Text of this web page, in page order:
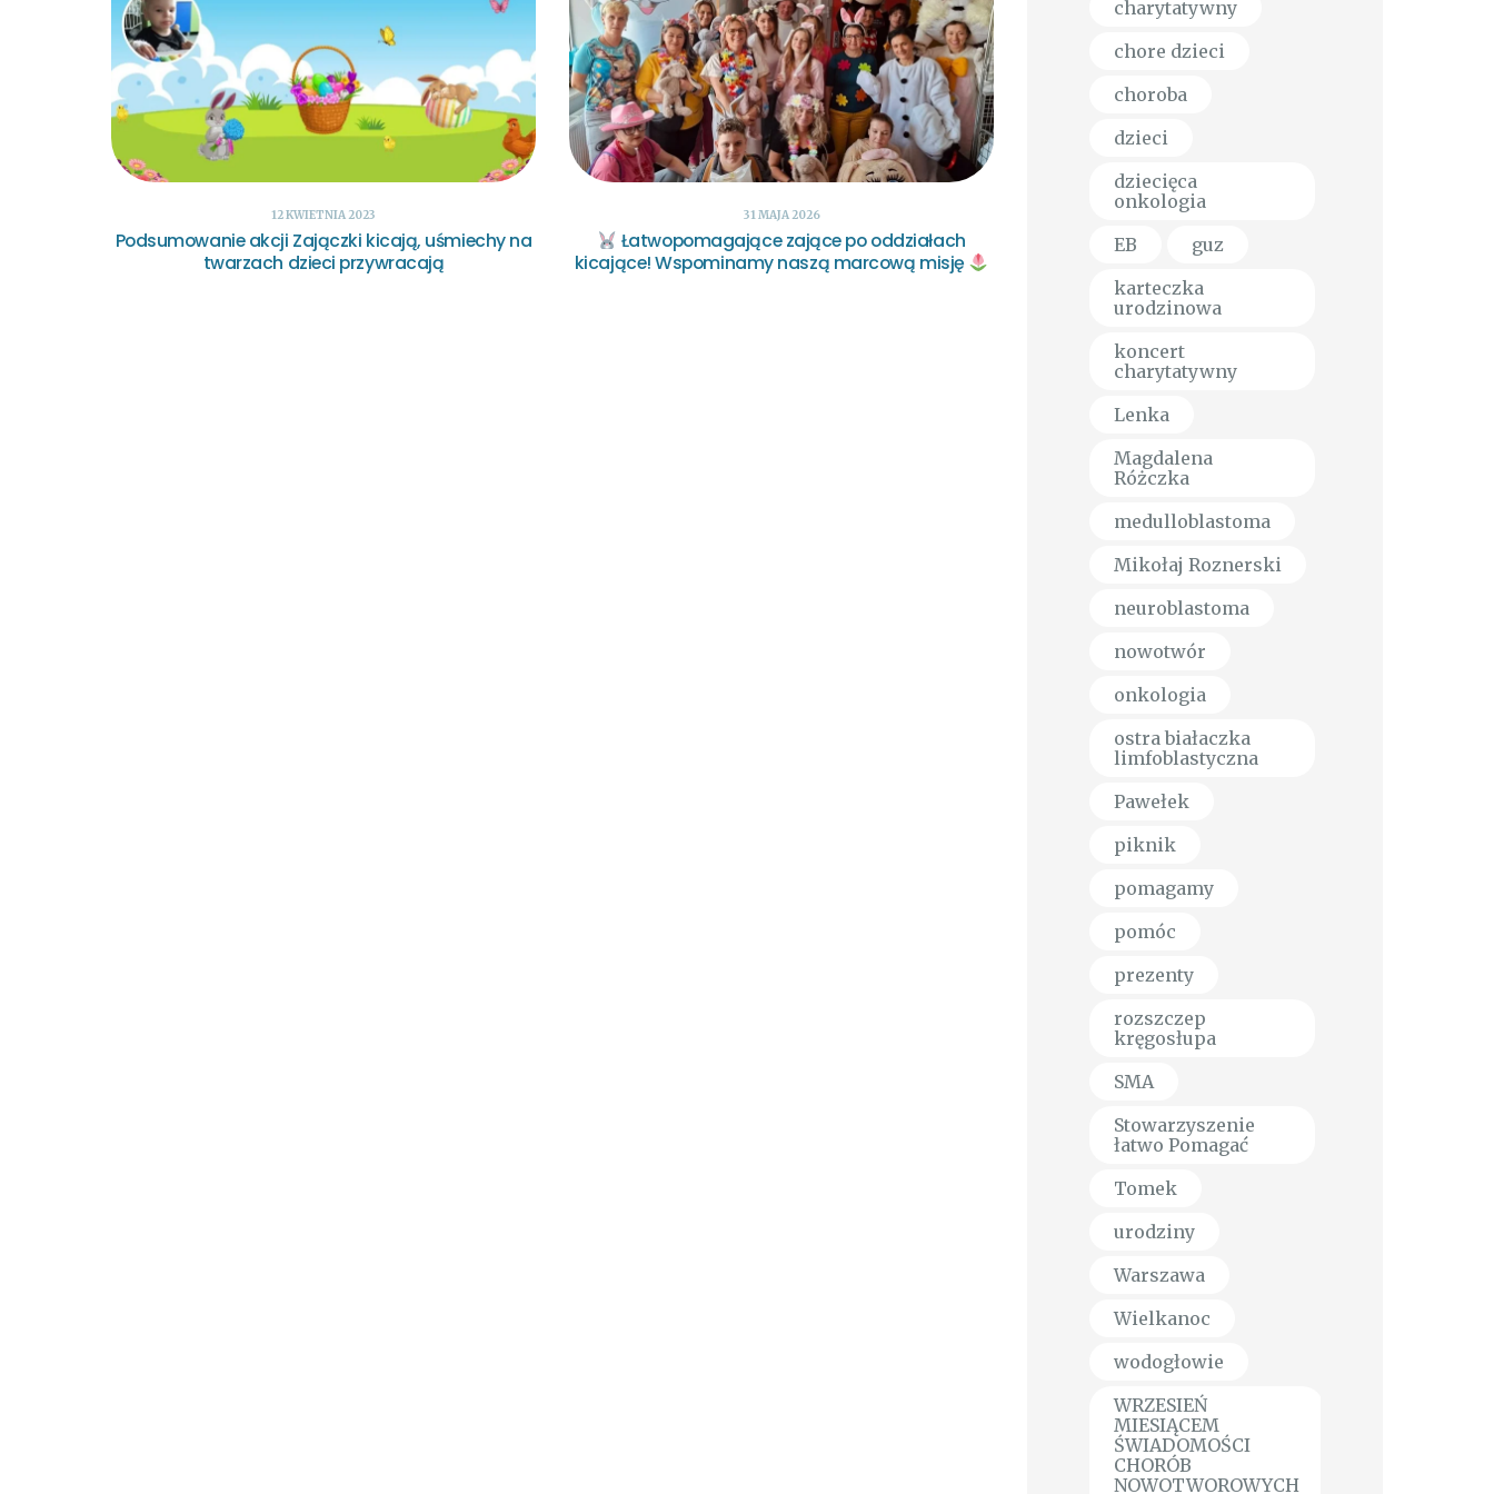
12 KWIETNIA 2023
Podsumowanie akcji Zajączki kicają, uśmiechy na
twarzach dzieci przywracają
31 MAJA 2026
Łatwopomagające zające po oddziałach
kicające! Wspominamy naszą marcową misję
charytatywny
chore dzieci
choroba
dzieci
dziecięca
onkologia
EB
guz
karteczka
urodzinowa
koncert
charytatywny
Lenka
Magdalena
Różczka
medulloblastoma
Mikołaj Roznerski
neuroblastoma
nowotwór
onkologia
ostra białaczka
limfoblastyczna
Pawełek
piknik
pomagamy
pomóc
prezenty
rozszczep
kręgosłupa
SMA
Stowarzyszenie
łatwo Pomagać
Tomek
urodziny
Warszawa
Wielkanoc
wodogłowie
WRZESIEŃ
MIESIĄCEM
ŚWIADOMOŚCI
CHORÓB
NOWOTWOROWYCH